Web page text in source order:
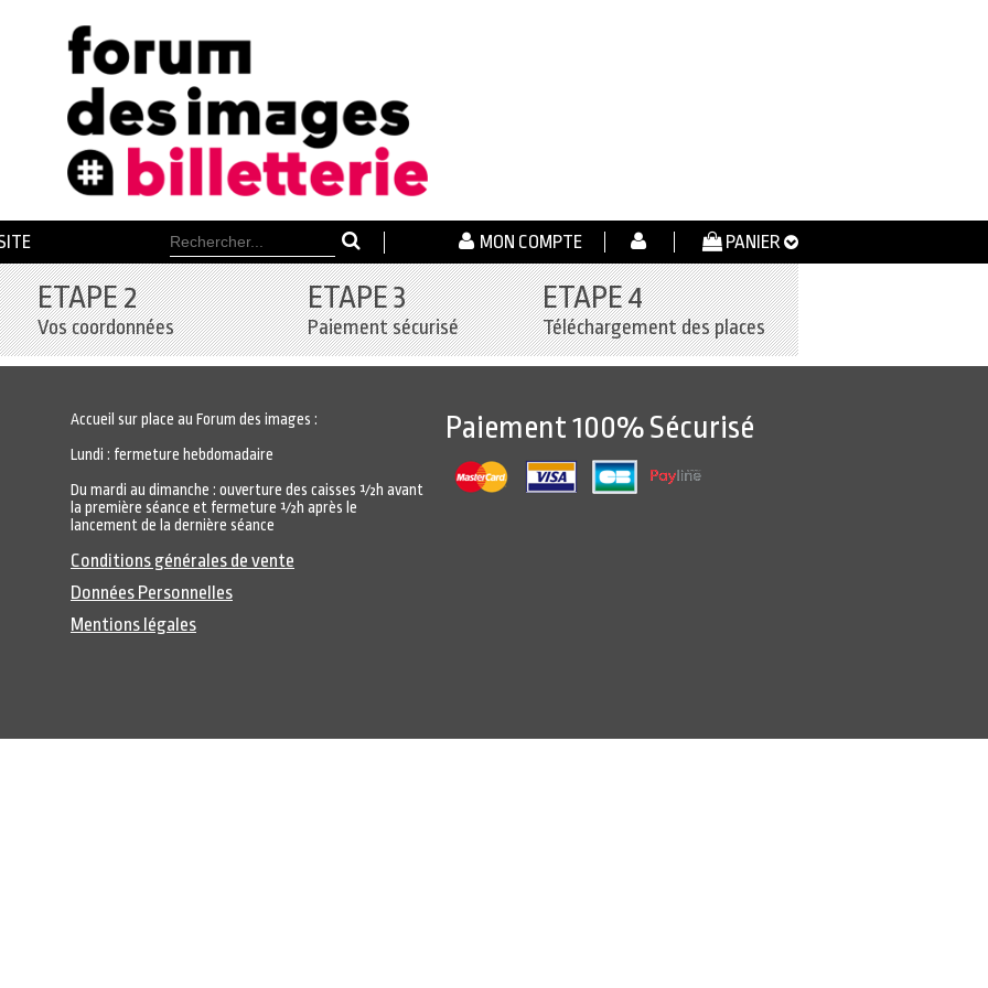
MON COMPTE PANIER
ETAPE 2 ETAPE 3 ETAPE 4
Vos coordonnées Paiement sécurisé Téléchargement des places
Accueil sur place au Forum des images :
Lundi : fermeture hebdomadaire
Du mardi au dimanche : ouverture des caisses ½h avant
la première séance et fermeture ½h après le
lancement de la dernière séance
Conditions générales de vente
Données Personnelles
Mentions légales
Paiement 100% Sécurisé